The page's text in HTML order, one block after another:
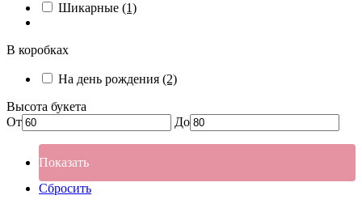
Шикарные (1)
В коробках
На день рождения (2)
Высота букета
От
До
Показать
Сбросить